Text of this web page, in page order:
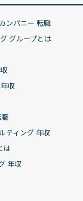
ンパニー 転職
グループとは
収
ティング 年収
は
年収